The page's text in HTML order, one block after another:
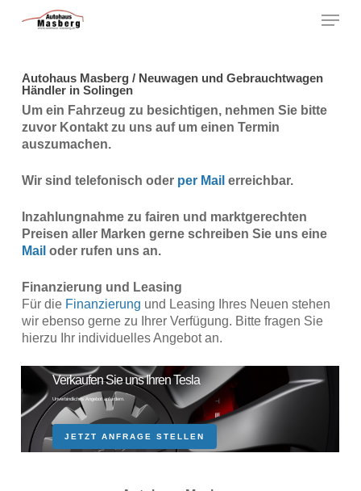
Menu
Autohaus Masberg / Neuwagen und Gebrauchtwagen
Händler in Solingen
Um ein Fahrzeug zu besichtigen, nehmen Sie bitte
zuvor Kontakt zu uns auf um einen Termin
auszumachen.
Wir sind telefonisch oder per Mail erreichbar.
Inzahlungnahme zu fairen und marktgerechten
Preisen aller Marken gerne schreiben Sie uns eine
Mail oder rufen uns an.
Finanzierung und Leasing
Für die Finanzierung und Leasing Ihres Neuen stehen
wir ebenso gerne zu Ihrer Verfügung. Bitte fragen Sie
hierzu Ihr individuelles Angebot an.
Verkaufen Sie uns Ihren Tesla
Unverbindliches Angebot anfordern.
JETZT ANFRAGE STELLEN